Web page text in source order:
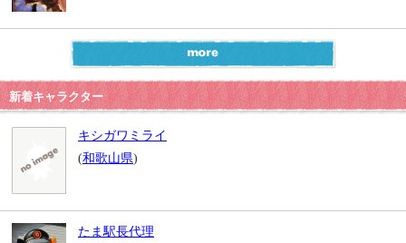
新着キャラクター
キシガワミライ
(和歌山県)
たま駅長代理